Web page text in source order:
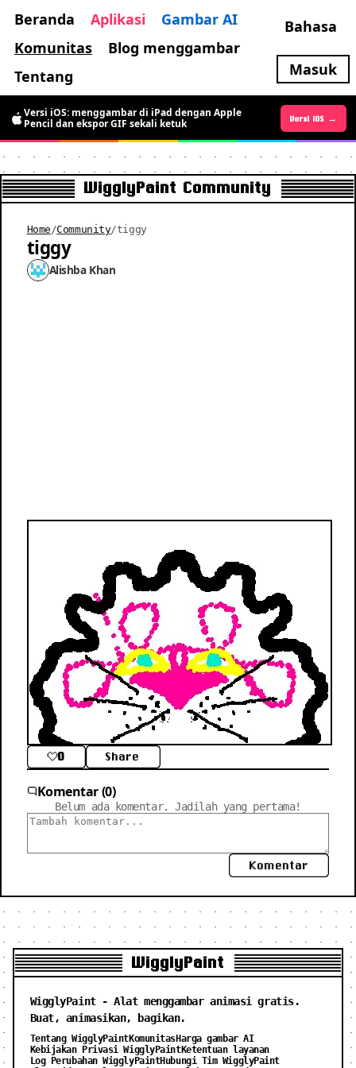
Beranda Aplikasi
Gambar AI
Komunitas
Blog menggambar
Tentang
Bahasa
Masuk
Versi Android →
Versi iOS: menggambar di iPad dengan Apple
Pencil dan ekspor GIF sekali ketuk
Versi iOS →
WigglyPaint Community
Home /Community/tiggy
tiggy
Alishba Khan
0 Share
Komentar (0)
Belum ada komentar. Jadilah yang pertama!
Komentar
WigglyPaint
WigglyPaint - Alat menggambar animasi gratis.
Buat, animasikan, bagikan.
Tentang WigglyPaintKomunitasHarga gambar AI
Kebijakan Privasi WigglyPaintKetentuan layanan
Log Perubahan WigglyPaintHubungi Tim WigglyPaint